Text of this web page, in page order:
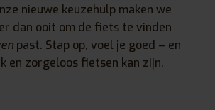
nieuwe keuzehulp maken we
dan ooit om de fiets te vinden
past. Stap op, voel je goed – en
en zorgeloos fietsen kan zijn.